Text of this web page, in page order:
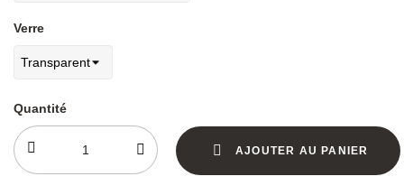
Verre
Quantité
AJOUTER AU PANIER